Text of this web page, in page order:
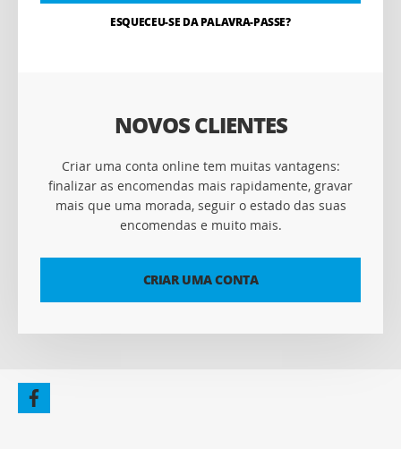
ESQUECEU-SE DA PALAVRA-PASSE?
NOVOS CLIENTES
Criar uma conta online tem muitas vantagens:
finalizar as encomendas mais rapidamente, gravar
mais que uma morada, seguir o estado das suas
encomendas e muito mais.
CRIAR UMA CONTA